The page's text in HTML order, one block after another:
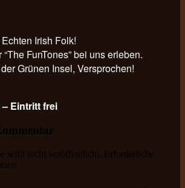
Irish Folk!
FunTones” bei uns erleben.
Grünen Insel, Versprochen!
– Eintritt frei
wird nicht veröffentlicht.
Erforderliche